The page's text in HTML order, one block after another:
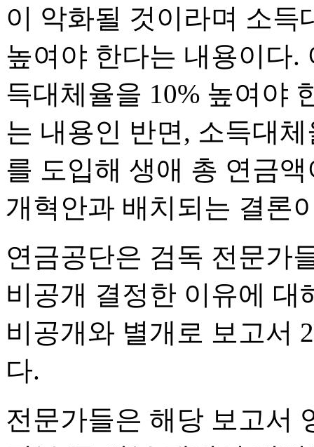
이 악화될 것이라며 소득
높여야 한다는 내용이다.
득대체율을 10% 높여야
는 내용인 반면, 소득대
를 도입해 생애 총 연금
개혁안과 배치되는 결론
연금공단은 검독 전문가
비공개 결정한 이유에 대
비공개와 별개로 보고서
다.
전문가들은 해당 보고서